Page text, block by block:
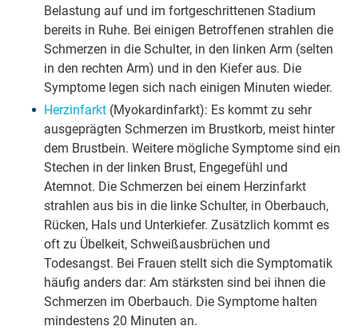
Belastung auf und im fortgeschrittenen Stadium
bereits in Ruhe. Bei einigen Betroffenen strahlen die
Schmerzen in die Schulter, in den linken Arm (selten
in den rechten Arm) und in den Kiefer aus. Die
Symptome legen sich nach einigen Minuten wieder.
Herzinfarkt(Myokardinfarkt): Es kommt zu sehr
ausgeprägten Schmerzen im Brustkorb, meist hinter
dem Brustbein. Weitere mögliche Symptome sind ein
Stechen in der linken Brust, Engegefühl und
Atemnot. Die Schmerzen bei einem Herzinfarkt
strahlen aus bis in die linke Schulter, in Oberbauch,
Rücken, Hals und Unterkiefer. Zusätzlich kommt es
oft zu Übelkeit, Schweißausbrüchen und
Todesangst. Bei Frauen stellt sich die Symptomatik
häufig anders dar: Am stärksten sind bei ihnen die
Schmerzen im Oberbauch. Die Symptome halten
mindestens 20 Minuten an.